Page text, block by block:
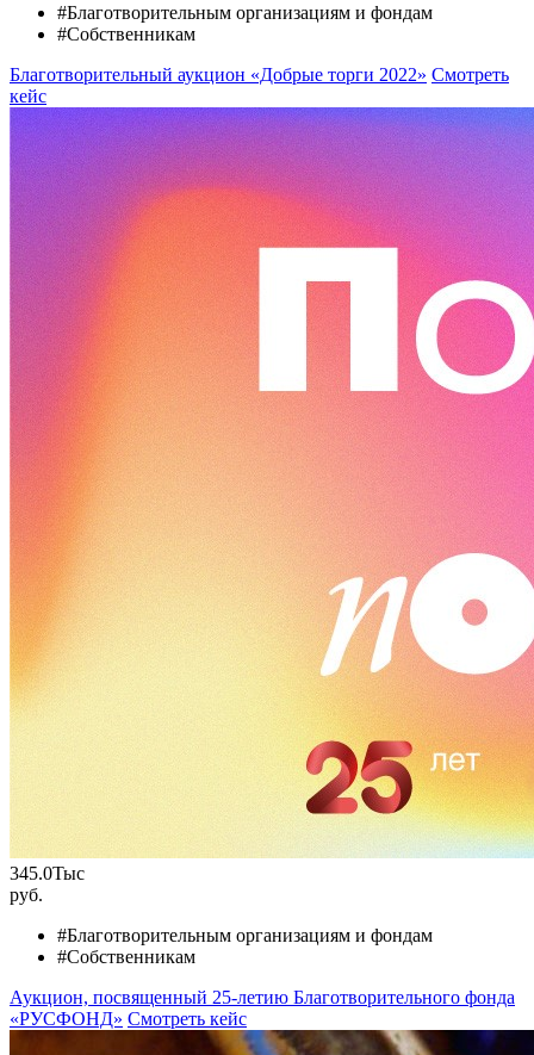
#Благотворительным организациям и фондам
#Собственникам
Благотворительный аукцион «Добрые торги 2022» Смотреть
кейс
345.0Тыс
руб.
#Благотворительным организациям и фондам
#Собственникам
Аукцион, посвященный 25-летию Благотворительного фонда
«РУСФОНД» Смотреть кейс